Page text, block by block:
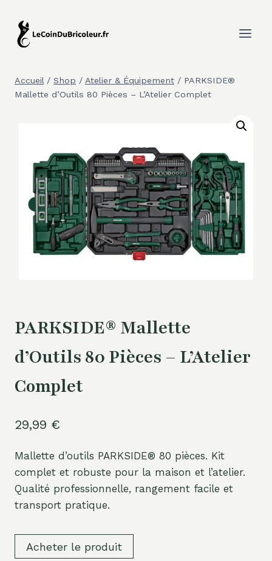
contenu
Accueil / Shop / Atelier & Équipement / PARKSIDE®
Mallette d’Outils 80 Pièces – L’Atelier Complet
PARKSIDE® Mallette
d’Outils 80 Pièces – L’Atelier
Complet
29,99 €
Mallette d’outils PARKSIDE® 80 pièces. Kit
complet et robuste pour la maison et l’atelier.
Qualité professionnelle, rangement facile et
transport pratique.
Acheter le produit